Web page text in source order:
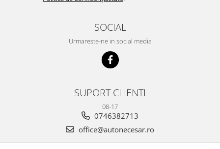
SOCIAL
Urmareste-ne in social media
SUPORT CLIENTI
08-17
0746382713
office@autonecesar.ro